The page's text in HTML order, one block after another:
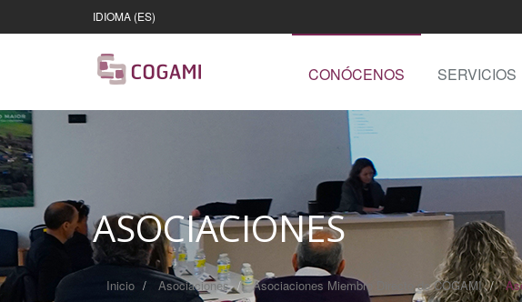
IDIOMA (ES)
CONÓCENOS SERVICIOS
ASOCIACIONES
Inicio Asociaciones Asociaciones Miembro Directo de COGAMI